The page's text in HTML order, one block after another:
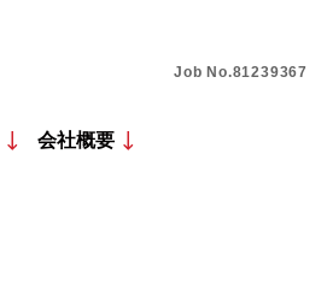
Job No.81239367
会社概要